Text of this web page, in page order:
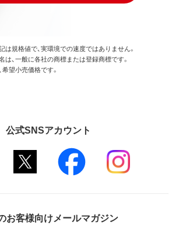
規格値で、実環境での速度ではありません。
、一般に各社の商標または登録商標です。
望小売価格です。
公式SNSアカウント
お客様向けメールマガジン